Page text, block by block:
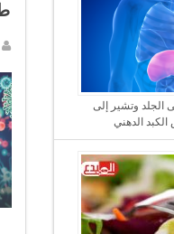
الجلد وتشير إلى
الدهني